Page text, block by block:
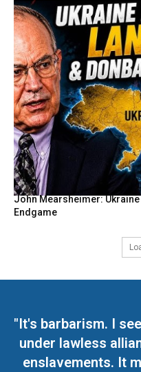
John Mearsheimer:
Endgame
"It's barbarism. I
under lawless
enslavements. It